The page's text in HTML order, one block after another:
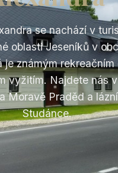
se nachází v
oblasti Jeseníků v
známým rekreačním
vyžitím. Najdete nás
Moravě Praděd a
Studánce.